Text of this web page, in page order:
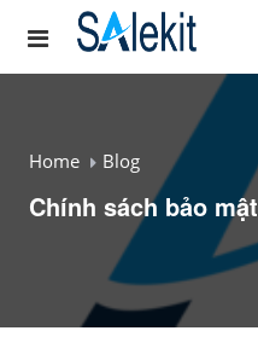
Home Blog
Chính sách bảo mật